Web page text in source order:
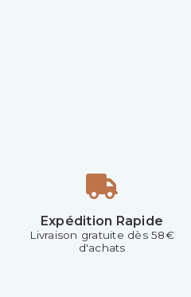
Expédition Rapide
Livraison gratuite dès 58€
d'achats